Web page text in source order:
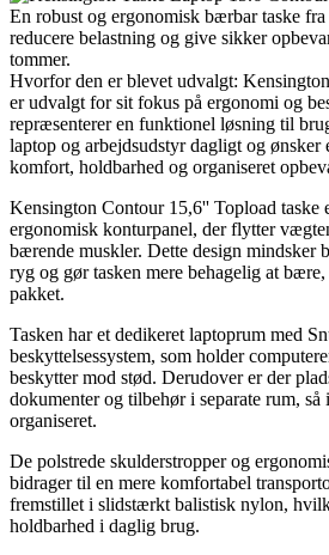
En robust og ergonomisk bærbar taske
reducere belastning og give sikker
tommer.
Hvorfor den er blevet udvalgt:
er udvalgt for sit fokus på ergonomi og
repræsenterer en funktionel løsning til
laptop og arbejdsudstyr dagligt og ønsker
komfort, holdbarhed og organiseret
Kensington Contour 15,6'' Topload taske
ergonomisk konturpanel, der flytter
bærende muskler. Dette design mindsker
ryg og gør tasken mere behagelig at
pakket.
Tasken har et dedikeret laptoprum med
beskyttelsessystem, som holder
beskytter mod stød. Derudover er der
dokumenter og tilbehør i separate rum,
organiseret.
De polstrede skulderstropper og
bidrager til en mere komfortabel
fremstillet i slidstærkt balistisk nylon,
holdbarhed i daglig brug.